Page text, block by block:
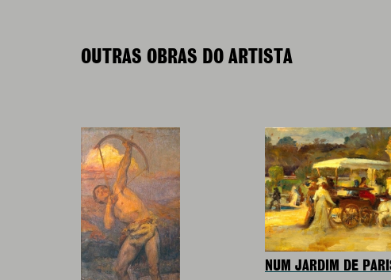
OUTRAS OBRAS DO ARTISTA
NUM JARDIM DE